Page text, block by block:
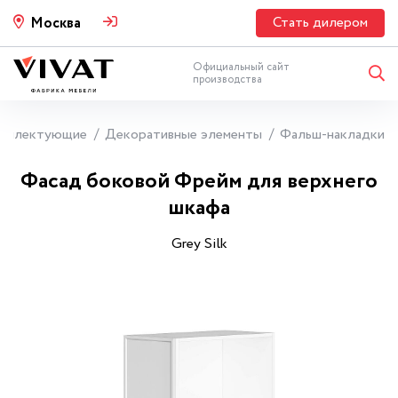
Москва Стать дилером
Официальный сайт
производства
Декоративные элементы Фальш-накладки
Фасад боковой Фрейм для верхнего
шкафа
Grey Silk